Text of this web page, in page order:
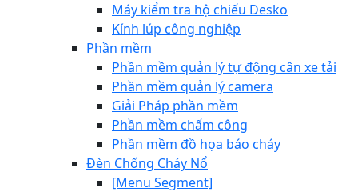
Máy kiểm tra hộ chiếu Desko
Kính lúp công nghiệp
Phần mềm
Phần mềm quản lý tự động cân xe tải
Phần mềm quản lý camera
Giải Pháp phần mềm
Phần mềm chấm công
Phần mềm đồ họa báo cháy
Đèn Chống Cháy Nổ
[Menu Segment]